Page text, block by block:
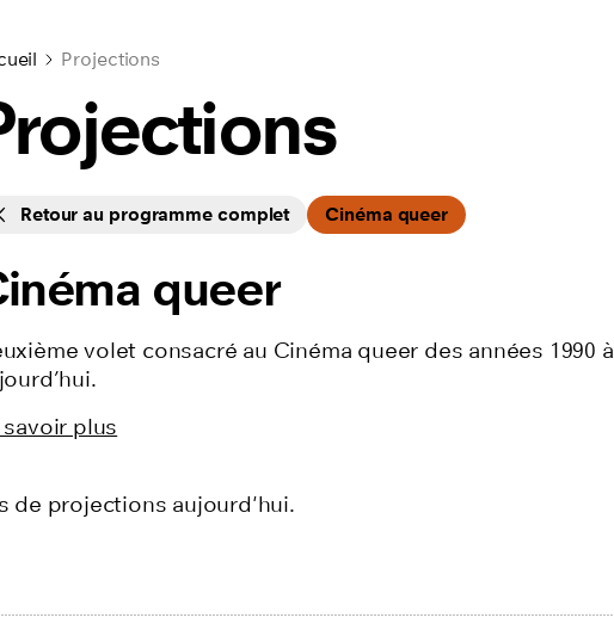
Projections
Retour au programme complet Cinéma queer
queer
volet consacré au Cinéma queer des années 1990 à
savoir plus
de projections aujourd'hui.